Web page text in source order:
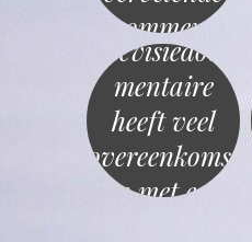
sommen’
‘Een
televisiedocu
mentaire
heeft veel
overeenkomst
en met een